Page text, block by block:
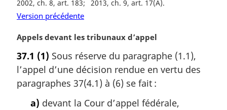
e
:
2002, ch. 8, art. 183
2013, ch. 9, art. 17(A)
Version précédente
N
t
e
m
Appels devant les tribunaux d’appel
37.1 (1) Sous réserve du paragraphe (1.1),
l’appel d’une décision rendue en vertu des
paragraphes 37(4.1) à (6) se fait :
a) devant la Cour d’appel fédérale,